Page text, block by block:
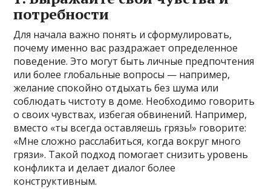
потребности
Для начала важно понять и сформулировать,
почему именно вас раздражает определенное
поведение. Это могут быть личные предпочтения
или более глобальные вопросы — например,
желание спокойно отдыхать без шума или
соблюдать чистоту в доме. Необходимо говорить
о своих чувствах, избегая обвинений. Например,
вместо «ты всегда оставляешь грязь!» говорите:
«Мне сложно расслабиться, когда вокруг много
грязи». Такой подход помогает снизить уровень
конфликта и делает диалог более
конструктивным.